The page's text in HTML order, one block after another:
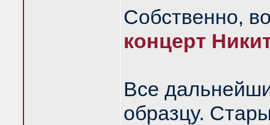
Собственно,
концерт
Все
образцу.